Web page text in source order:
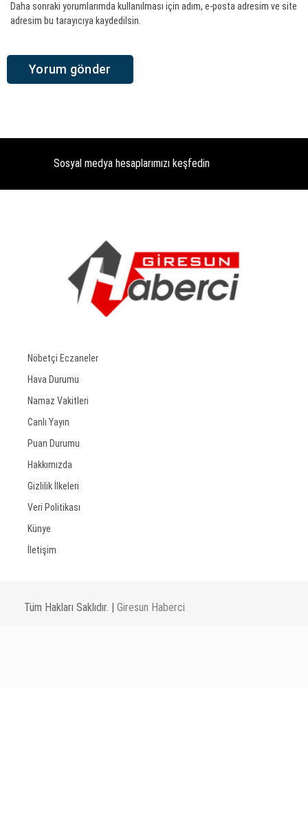
Daha sonraki yorumlarımda kullanılması için adım, e-posta adresim ve site
adresim bu tarayıcıya kaydedilsin.
Sosyal medya hesaplarımızı keşfedin
Nöbetçi Eczaneler
Hava Durumu
Namaz Vakitleri
Canlı Yayın
Puan Durumu
Hakkımızda
Gizlilik İlkeleri
Veri Politikası
Künye
İletişim
Tüm Hakları Saklıdır. | Giresun Haberci